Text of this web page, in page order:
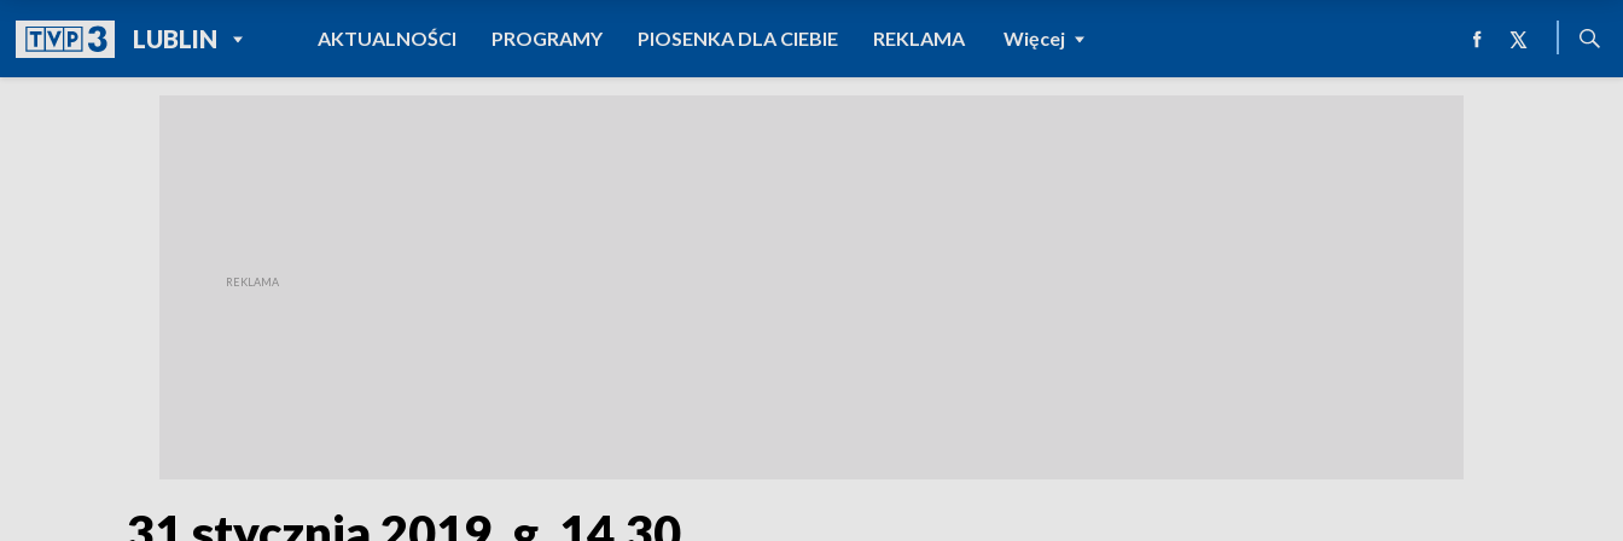
LUBLINPOWRÓT DO
TVP REGIONY
AKTUALNOŚCI PROGRAMY PIOSENKA DLA CIEBIE REKLAMA Więcej